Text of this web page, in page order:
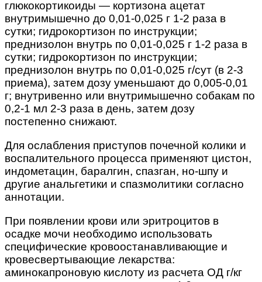
глюкокортикоиды — кортизона ацетат
внутримышечно до 0,01-0,025 г 1-2 раза в
сутки; гидрокортизон по инструкции;
преднизолон внутрь по 0,01-0,025 г 1-2 раза в
сутки; гидрокортизон по инструкции;
преднизолон внутрь по 0,01-0,025 г/сут (в 2-3
приема), затем дозу уменьшают до 0,005-0,01
г; внутривенно или внутримышечно собакам по
0,2-1 мл 2-3 раза в день, затем дозу
постепенно снижают.
Для ослабления приступов почечной колики и
воспалительного процесса применяют цистон,
индометацин, баралгин, спазган, но-шпу и
другие анальгетики и спазмолитики согласно
аннотации.
При появлении крови или эритроцитов в
осадке мочи необходимо использовать
специфические кровоостанавливающие и
кровесвертывающие лекарства:
аминокапроновую кислоту из расчета ОД г/кг